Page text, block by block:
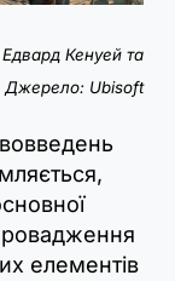
Кенуей та
Ubisoft
елементів